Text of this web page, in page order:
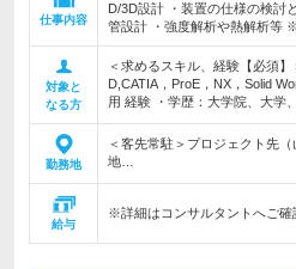
仕事内容
D/3D設計 ・装置の仕様の検討
管設計 ・強度解析や熱解析等
対象と
なる方
＜求めるスキル、経験【必須
D,CATIA，ProE，NX，Solid
用 経験 ・学歴：大学院、大学
勤務地
＜客先常駐＞プロジェクト先
地…
給与
※詳細はコンサルタントへご確